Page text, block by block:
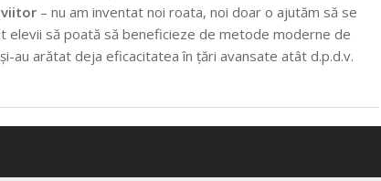
– nu am inventat noi roata, noi doar o ajutăm să se
elevii să poată să beneficieze de metode moderne de
au arătat deja eficacitatea în țări avansate atât d.p.d.v.